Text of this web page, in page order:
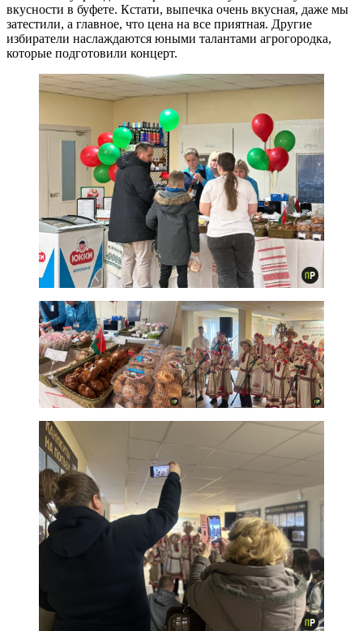
вкусности в буфете. Кстати, выпечка очень вкусная, даже мы
затестили, а главное, что цена на все приятная. Другие
избиратели наслаждаются юными талантами агрогородка,
которые подготовили концерт.